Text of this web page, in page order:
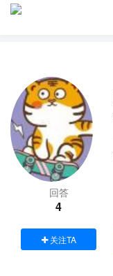
回答
4
关注TA